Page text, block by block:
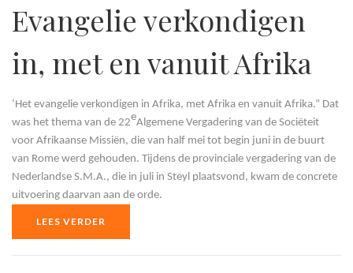
Evangelie verkondigen
in, met en vanuit Afrika
‘Het evangelie verkondigen in Afrika, met Afrika en vanuit Afrika.” Dat
was het thema van de 22eAlgemene Vergadering van de Sociëteit
voor Afrikaanse Missiën, die van half mei tot begin juni in de buurt
van Rome werd gehouden. Tijdens de provinciale vergadering van de
Nederlandse S.M.A., die in juli in Steyl plaatsvond, kwam de concrete
uitvoering daarvan aan de orde.
LEES VERDER